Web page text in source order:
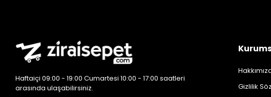
Haftaiçi 09:00 - 19:00 Cumartesi 10:00 - 17:00 saatleri
arasında ulaşabilirsiniz.
Gizlilik